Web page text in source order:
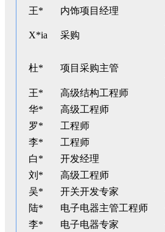
王*
内饰项目经理
X*ia 采购
杜* 项目采购主管
王*
高级结构工程师
华*
高级工程师
罗*
工程师
李*
工程师
白*
开发经理
刘*
高级工程师
吴*
开关开发专家
陆*
电子电器主管工程师
李*
电子电器专家